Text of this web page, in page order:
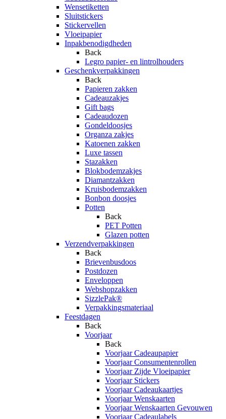
Wensetiketten
Sluitstickers
Stickervellen
Vloeipapier
Inpakbenodigdheden
Back
Legro papier- en lintrolhouders
Geschenkverpakkingen
Back
Papieren zakken
Cadeauzakjes
Gift bags
Cadeaudozen
Gondeldoosjes
Organza zakjes
Katoenen zakken
Luxe tassen
Stazakken
Blokbodemzakjes
Diamantzakken
Kruisbodemzakken
Bonbon doosjes
Potten
Back
PET Potten
Glazen potten
Verzendverpakkingen
Back
Brievenbusdoos
Postdozen
Enveloppen
Webshopzakken
SizzlePak®
Verpakkingsmateriaal
Feestdagen
Back
Voorjaar
Back
Voorjaar Cadeaupapier
Voorjaar Consumentenrollen
Voorjaar Zijde Vloeipapier
Voorjaar Stickers
Voorjaar Cadeaukaartjes
Voorjaar Wenskaarten
Voorjaar Wenskaarten Gevouwen
Voorjaar Cadeaulabels